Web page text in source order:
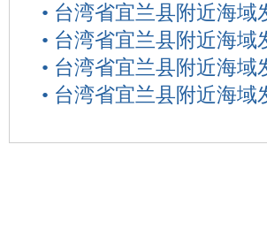
• 台湾省宜兰县附近海域
• 台湾省宜兰县附近海域
• 台湾省宜兰县附近海域
• 台湾省宜兰县附近海域